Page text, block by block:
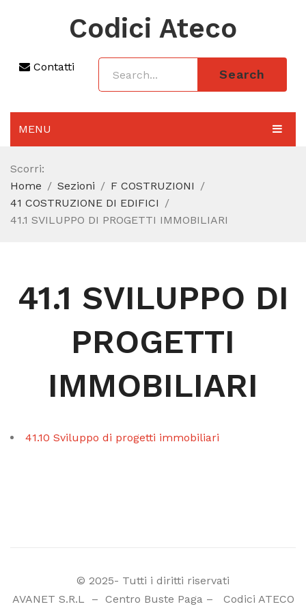
Codici Ateco
Contatti
Search
MENU
AGGIORNAMENTO 2025
SEZIONI
CODICE ATECO A COSA SERVE
Scorri:
Home
Sezioni
F COSTRUZIONI
41 COSTRUZIONE DI EDIFICI
41.1 SVILUPPO DI PROGETTI IMMOBILIARI
41.1 SVILUPPO DI
PROGETTI
IMMOBILIARI
41.10 Sviluppo di progetti immobiliari
© 2025- Tutti i diritti riservati
AVANET S.R.L
– Centro Buste Paga– Codici ATECO